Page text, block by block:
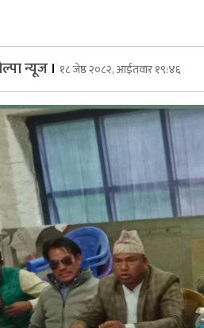
न्यूज। १८ जेष्ठ २०८२, आईतवार १९:४६